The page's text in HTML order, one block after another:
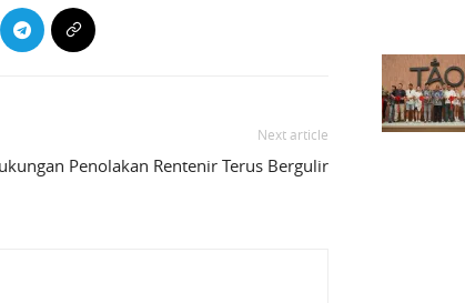
Next article
Penolakan Rentenir Terus Bergulir